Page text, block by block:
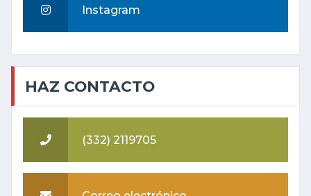
Instagram
HAZ CONTACTO
(332) 2119705